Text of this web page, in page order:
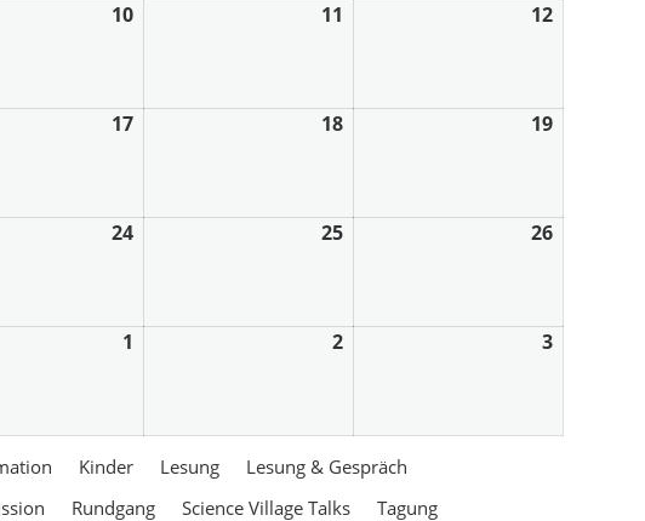
10 11 12
17 18 19
24 25 26
1 2 3
Kinder Lesung
Lesung & Gespräch
Rundgang Science Village Talks
Tagung